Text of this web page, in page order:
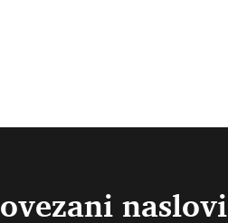
Povezani naslovi